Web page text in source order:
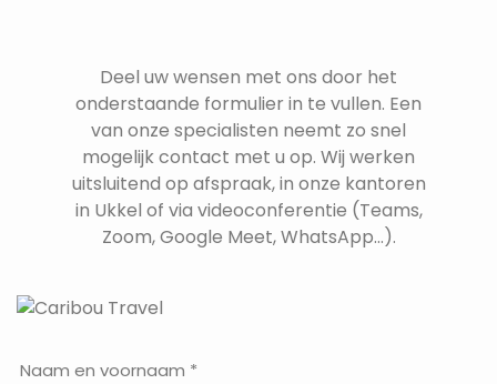
Deel uw wensen met ons door het
onderstaande formulier in te vullen. Een
van onze specialisten neemt zo snel
mogelijk contact met u op. Wij werken
uitsluitend op afspraak, in onze kantoren
in Ukkel of via videoconferentie (Teams,
Zoom, Google Meet, WhatsApp...).
Naam en voornaam *